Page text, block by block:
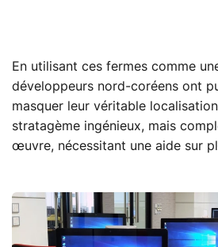
En utilisant ces fermes comme
développeurs nord-coréens ont
masquer leur véritable
stratagème ingénieux, mais
œuvre, nécessitant une aide sur